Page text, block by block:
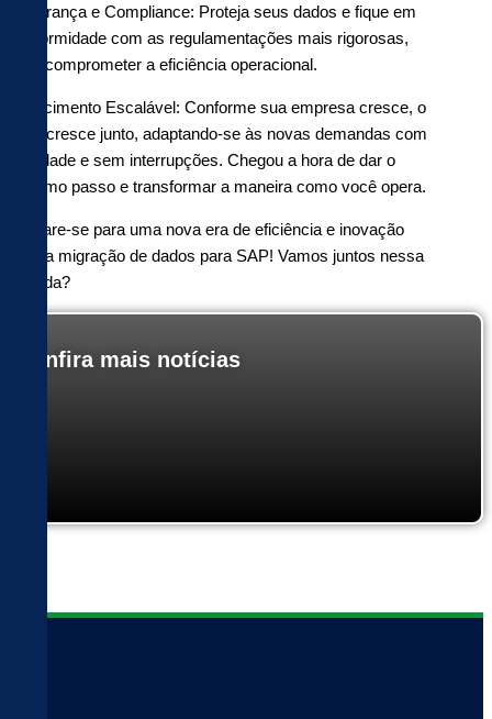
Segurança e Compliance: Proteja seus dados e fique em
conformidade com as regulamentações mais rigorosas,
sem comprometer a eficiência operacional.
Crescimento Escalável: Conforme sua empresa cresce, o
SAP cresce junto, adaptando-se às novas demandas com
facilidade e sem interrupções. Chegou a hora de dar o
próximo passo e transformar a maneira como você opera.
Prepare-se para uma nova era de eficiência e inovação
com a migração de dados para SAP! Vamos juntos nessa
jornada?
Confira mais notícias